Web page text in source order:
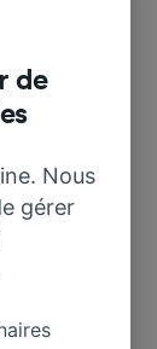
vos
Trainline
avec
de
Nous
gérer